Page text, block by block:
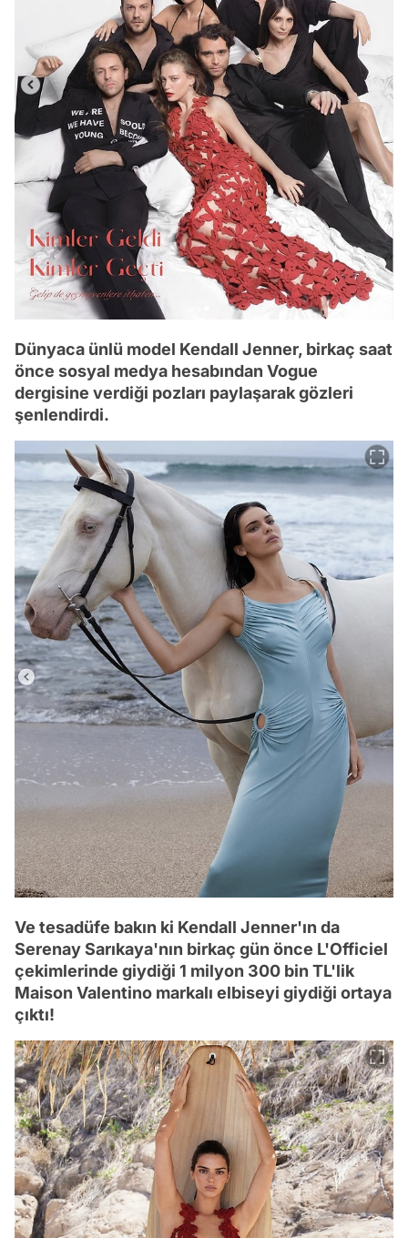
Dünyaca ünlü model Kendall Jenner, birkaç saat
önce sosyal medya hesabından Vogue
dergisine verdiği pozları paylaşarak gözleri
şenlendirdi.
Ve tesadüfe bakın ki Kendall Jenner'ın da
Serenay Sarıkaya'nın birkaç gün önce L'Officiel
çekimlerinde giydiği 1 milyon 300 bin TL'lik
Maison Valentino markalı elbiseyi giydiği ortaya
çıktı!